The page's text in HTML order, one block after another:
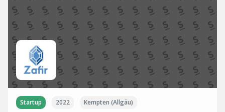
Startup 2022 Kempten (Allgäu)